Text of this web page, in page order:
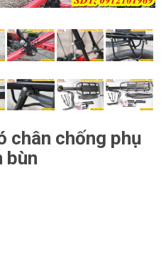
chân chống phụ
bùn